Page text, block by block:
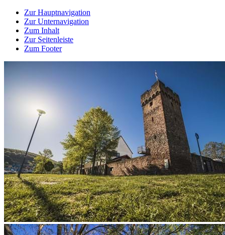
Zur Hauptnavigation
Zur Unternavigation
Zum Inhalt
Zur Seitenleiste
Zum Footer